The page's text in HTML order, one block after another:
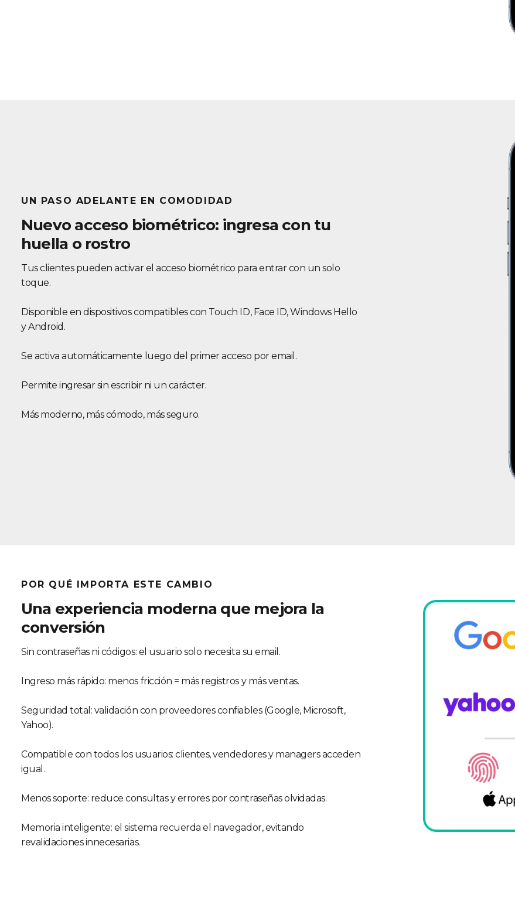
UN PASO ADELANTE EN COMODIDAD
Nuevo acceso biométrico: ingresa con tu
huella o rostro
Tus clientes pueden activar el acceso biométrico para entrar con un solo
toque.
Disponible en dispositivos compatibles con Touch ID, Face ID, Windows Hello
y Android.
Se activa automáticamente luego del primer acceso por email.
Permite ingresar sin escribir ni un carácter.
Más moderno, más cómodo, más seguro.
POR QUÉ IMPORTA ESTE CAMBIO
Una experiencia moderna que mejora la
conversión
Sin contraseñas ni códigos: el usuario solo necesita su email.
Ingreso más rápido: menos fricción = más registros y más ventas.
Seguridad total: validación con proveedores confiables (Google, Microsoft,
Yahoo).
Compatible con todos los usuarios: clientes, vendedores y managers acceden
igual.
Menos soporte: reduce consultas y errores por contraseñas olvidadas.
Memoria inteligente: el sistema recuerda el navegador, evitando
revalidaciones innecesarias.